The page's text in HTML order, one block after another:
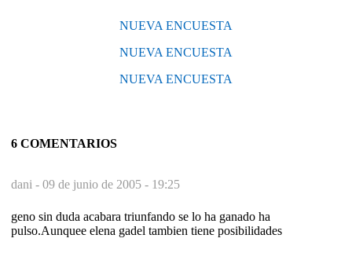
NUEVA ENCUESTA
NUEVA ENCUESTA
NUEVA ENCUESTA
6 COMENTARIOS
dani - 09 de junio de 2005 - 19:25
geno sin duda acabara triunfando se lo ha ganado ha
pulso.Aunquee elena gadel tambien tiene posibilidades